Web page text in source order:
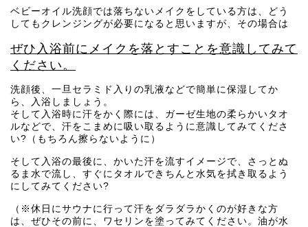
ベビーオイル洗顔では落ちないメイクをしている方は、どう
してもクレンジングが必要になると思いますが、その場合は
ぜひ入浴前にメイクを落とすことを意識してみて
ください。
洗顔後、一旦セラミド入りの乳液などで簡単に保湿してか
ら、入浴しましょう。
そして入浴時に汗をかく際には、ガーゼ生地の柔らかいタオ
ルなどで、汗をこまめに吸い取るように意識してみてくださ
い?（もちろん擦らないように）
そして入浴の最後に、かいた汗を流すイメージで、さっとぬ
るま水で流し、すぐにタオルできちんと水気を拭き取るよう
にしてみてください?
（※休日にサウナに行って汗をダラダラかくのが好きな方
は、ぜひその前に、ワセリンを塗ってみてください。油が水